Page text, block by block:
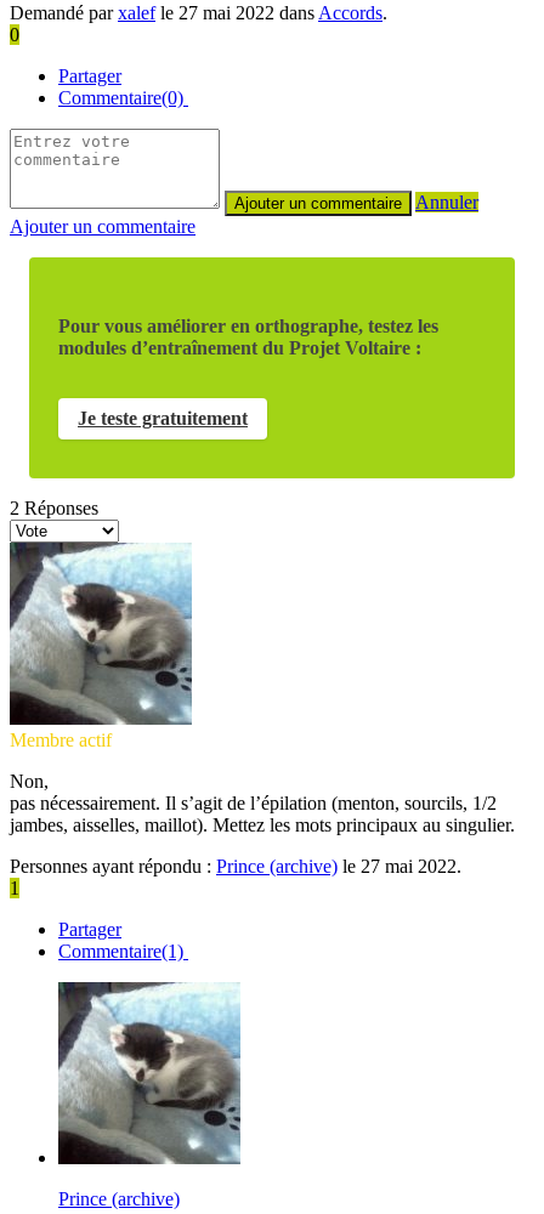
Demandé parxalefle 27 mai 2022 dans Accords.
0
Partager
Commentaire(0)
Annuler
Ajouter un commentaire
Pour vous améliorer en orthographe, testez les
modules d’entraînement du Projet Voltaire :
Je teste gratuitement
2 Réponses
Membre actif
Non,
pas nécessairement. Il s’agit de l’épilation (menton, sourcils, 1/2
jambes, aisselles, maillot). Mettez les mots principaux au singulier.
Personnes ayant répondu : Prince (archive) le 27 mai 2022.
1
Partager
Commentaire(1)
Prince (archive)